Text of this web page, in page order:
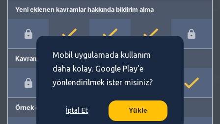
Yeni eklenen kavramlar hakkında bildirim alma
Kavram önerme
Örnek cümleler
Mobil uygulamada kullanım
daha kolay. Google Play'e
yönlendirilmek ister misiniz?
İptal Et Yükle